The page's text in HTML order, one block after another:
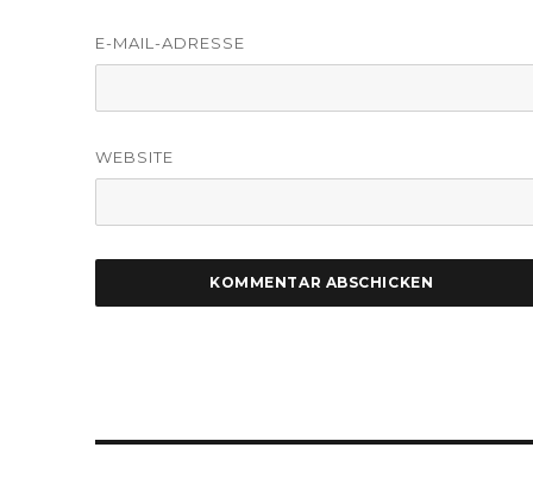
E-MAIL-ADRESSE
WEBSITE